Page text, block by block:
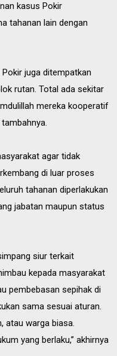
kasus Pokir
tahanan lain dengan
juga ditempatkan
rutan. Total ada sekitar
mereka kooperatif
agar tidak
di luar proses
tahanan diperlakukan
jabatan maupun status
siur terkait
kepada masyarakat
pembebasan sepihak di
sama sesuai aturan.
atau warga biasa.
yang berlaku,” akhirnya